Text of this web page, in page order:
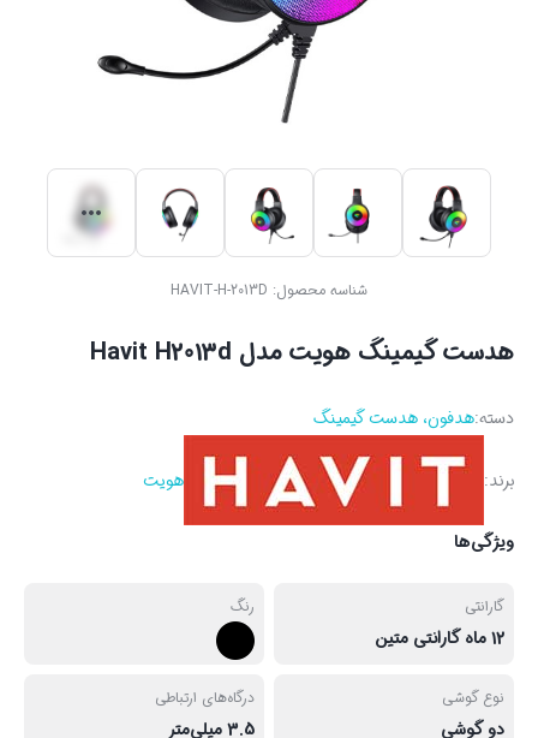
شناسه محصول: HAVIT-H-2013D
هدست گیمینگ هویت مدل Havit H2013d
دسته:هدفون، هدست گیمینگ
برند: هویت
ویژگی‌ها
گارانتی
12 ماه گارانتی متین
رنگ
نوع گوشی
دو گوشی
درگاه‌های ارتباطی
3.5 میلی‌متر